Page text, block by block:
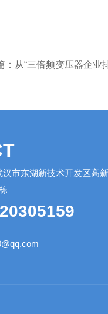
： 从“三倍频变压器企业
市东湖新技术开发区高